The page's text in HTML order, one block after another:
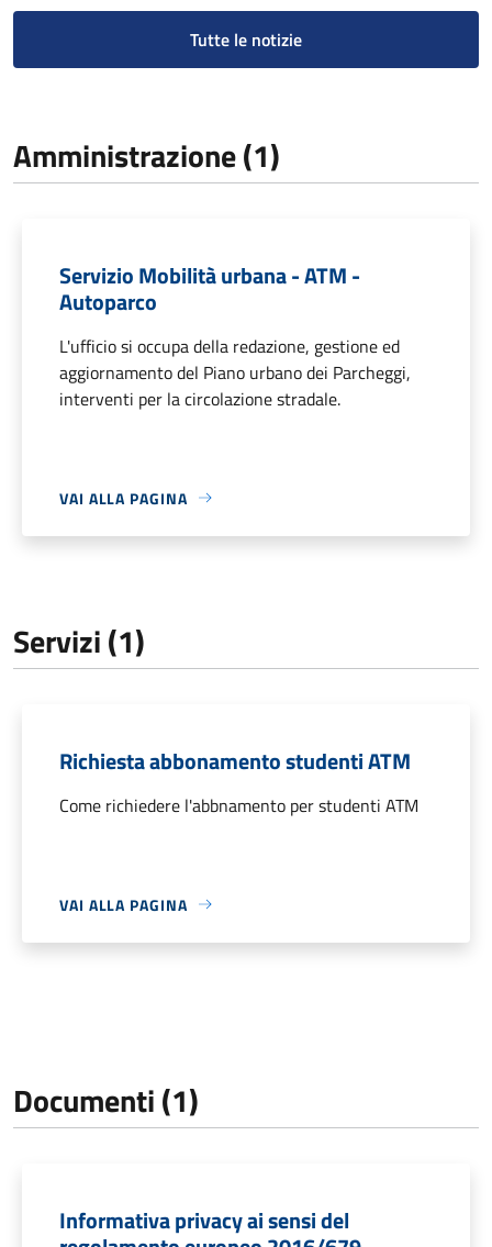
Tutte le notizie
Amministrazione (1)
Servizio Mobilità urbana - ATM -
Autoparco
L'ufficio si occupa della redazione, gestione ed
aggiornamento del Piano urbano dei Parcheggi,
interventi per la circolazione stradale.
VAI ALLA PAGINA
Servizi (1)
Richiesta abbonamento studenti ATM
Come richiedere l'abbnamento per studenti ATM
VAI ALLA PAGINA
Documenti (1)
Informativa privacy ai sensi del